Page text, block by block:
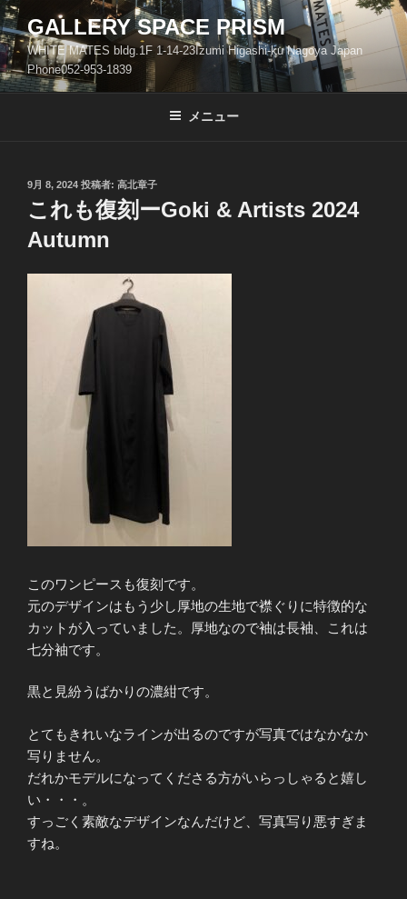
コ
ン
テ
ン
ツ
GALLERY SPACE PRISM
WHITE MATES bldg.1F 1-14-23Izumi Higashi-ku Nagoya Japan
Phone052-953-1839
メニュー
投
稿
日:
9月 8, 2024 投稿者: 高北章子
これも復刻ーGoki & Artists 2024
Autumn
このワンピースも復刻です。
元のデザインはもう少し厚地の生地で襟ぐりに特徴的な
カットが入っていました。厚地なので袖は長袖、これは
七分袖です。
黒と見紛うばかりの濃紺です。
とてもきれいなラインが出るのですが写真ではなかなか
写りません。
だれかモデルになってくださる方がいらっしゃると嬉し
い・・・。
すっごく素敵なデザインなんだけど、写真写り悪すぎま
すね。